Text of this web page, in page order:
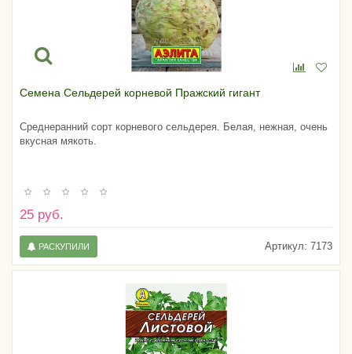
Семена Сельдерей корневой Пражский гигант
Среднеранний сорт корневого сельдерея. Белая, нежная, очень
вкусная мякоть.
25 руб.
Артикул: 7173
РАСКУПИЛИ